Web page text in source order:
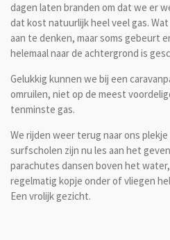
dagen laten branden om dat we er
dat kost natuurlijk heel veel gas.
aan te denken, maar soms gebeurt
helemaal naar de achtergrond is
Gelukkig kunnen we bij een
omruilen, niet op de meest
tenminste gas.
We rijden weer terug naar ons
surfscholen zijn nu les aan het
parachutes dansen boven het
regelmatig kopje onder of vliegen
Een vrolijk gezicht.